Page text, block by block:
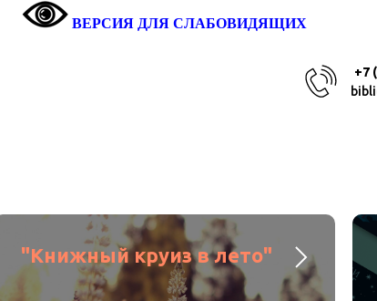
ВЕРСИЯ ДЛЯ СЛАБОВИДЯЩИХ
+7
"Книжный круиз в лето"